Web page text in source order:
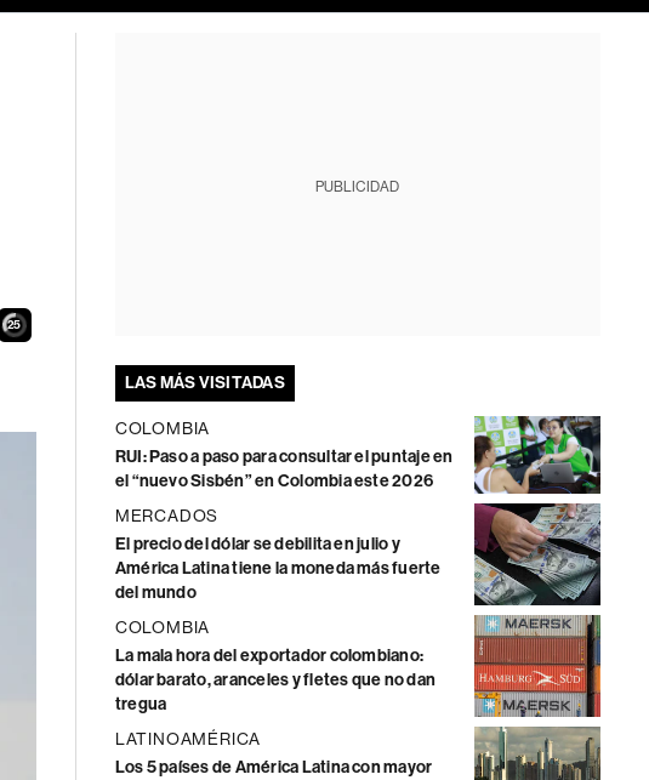
25
PUBLICIDAD
LAS MÁS VISITADAS
COLOMBIA
RUI: Paso a paso para consultar el puntaje en
el “nuevo Sisbén” en Colombia este 2026
MERCADOS
El precio del dólar se debilita en julio y
América Latina tiene la moneda más fuerte
del mundo
COLOMBIA
La mala hora del exportador colombiano:
dólar barato, aranceles y fletes que no dan
tregua
LATINOAMÉRICA
Los 5 países de América Latina con mayor